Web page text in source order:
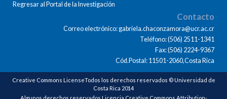
Regresar al Portal de la Investigación
Contacto
Correo electrónico: gabriela.chaconzamora@ucr.ac.cr
Teléfono: (506) 2511-1341
Fax: (506) 2224-9367
Cód.Postal: 11501-2060,Costa Rica
Creative Commons LicenseTodos los derechos reservados © Universidad de
Costa Rica 2014